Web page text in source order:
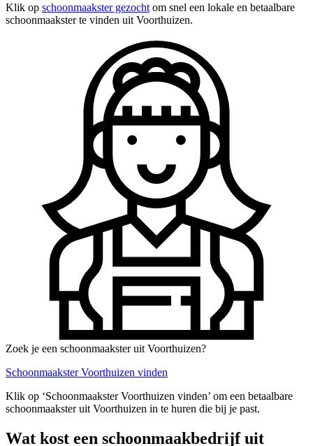
Klik op schoonmaakster gezocht om snel een lokale en betaalbare
schoonmaakster te vinden uit Voorthuizen.
Zoek je een schoonmaakster uit Voorthuizen?
Schoonmaakster Voorthuizen vinden
Klik op ‘Schoonmaakster Voorthuizen vinden’ om een betaalbare
schoonmaakster uit Voorthuizen in te huren die bij je past.
Wat kost een schoonmaakbedrijf uit